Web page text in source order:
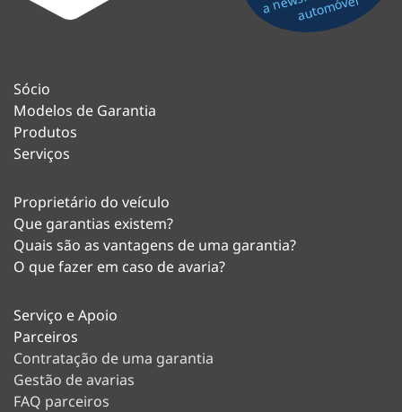
automóvel
Sócio
Modelos de Garantia
Produtos
Serviços
Proprietário do veículo
Que garantias existem?
Quais são as vantagens de uma garantia?
O que fazer em caso de avaria?
Serviço e Apoio
Parceiros
Contratação de uma garantia
Gestão de avarias
FAQ parceiros